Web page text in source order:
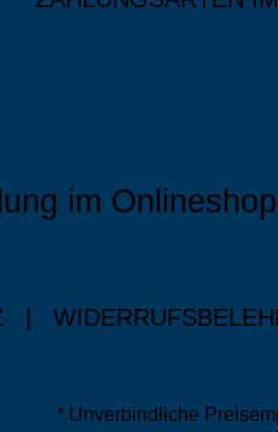
im
* Unverbindliche